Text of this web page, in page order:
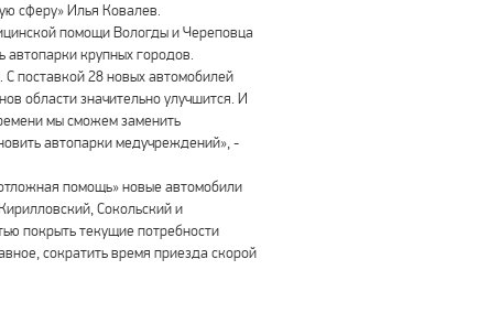
сферу» Илья Ковалев.
помощи Вологды и Череповца
крупных городов.
поставкой 28 новых автомобилей
области значительно улучшится. И
мы сможем заменить
автопарки медучреждений», -
помощь» новые автомобили
Сокольский и
покрыть текущие потребности
сократить время приезда скорой